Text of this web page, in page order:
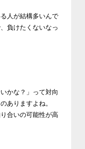
人が結構多いんで
負けたくないなっ
かな？」って対向
ありますよね。
合いの可能性が高